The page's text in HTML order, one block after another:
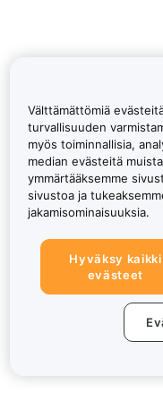
Välttämättömiä
turvallisuuden
myös toiminnallisia,
median evästeitä
ymmärtääksemme
sivustoa ja
jakamisominaisuuksia.
Hyväksy kaikki
evästeet